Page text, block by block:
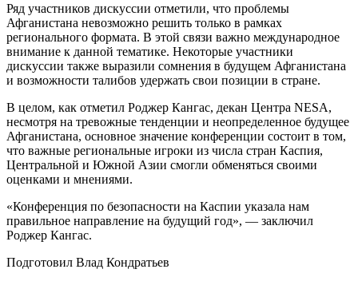
Ряд участников дискуссии отметили, что проблемы
Афганистана невозможно решить только в рамках
регионального формата. В этой связи важно международное
внимание к данной тематике. Некоторые участники
дискуссии также выразили сомнения в будущем Афганистана
и возможности талибов удержать свои позиции в стране.
В целом, как отметил Роджер Кангас, декан Центра NESA,
несмотря на тревожные тенденции и неопределенное будущее
Афганистана, основное значение конференции состоит в том,
что важные региональные игроки из числа стран Каспия,
Центральной и Южной Азии смогли обменяться своими
оценками и мнениями.
«Конференция по безопасности на Каспии указала нам
правильное направление на будущий год», — заключил
Роджер Кангас.
Подготовил Влад Кондратьев